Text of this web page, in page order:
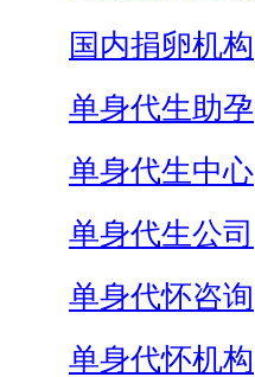
国内捐卵机构
单身代生助孕
单身代生中心
单身代生公司
单身代怀咨询
单身代怀机构